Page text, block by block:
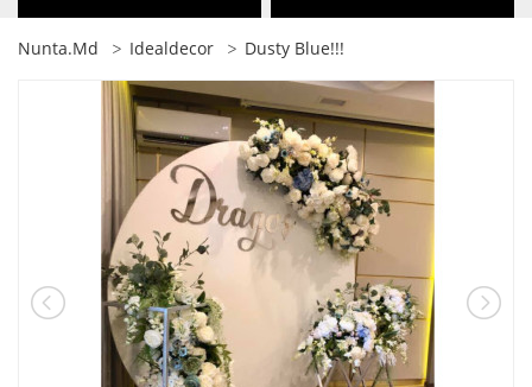
Nunta.md Idealdecor Dusty Blue!!!